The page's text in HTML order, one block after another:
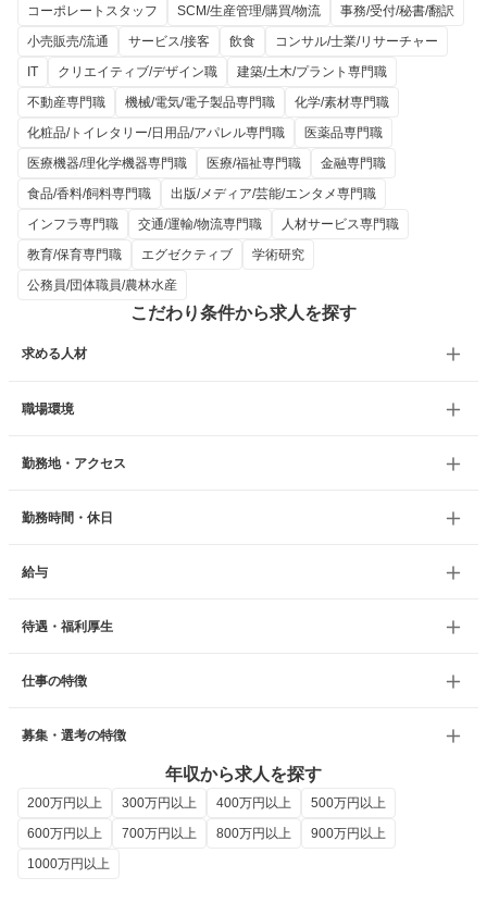
コーポレートスタッフ
SCM/生産管理/購買/物流
事務/受付/秘書/翻訳
小売販売/流通
サービス/接客 飲食
コンサル/士業/リサーチャー
IT
クリエイティブ/デザイン職
建築/土木/プラント専門職
不動産専門職
機械/電気/電子製品専門職
化学/素材専門職
化粧品/トイレタリー/日用品/アパレル専門職
医薬品専門職
医療機器/理化学機器専門職
医療/福祉専門職
金融専門職
食品/香料/飼料専門職
出版/メディア/芸能/エンタメ専門職
インフラ専門職
交通/運輸/物流専門職
人材サービス専門職
教育/保育専門職
エグゼクティブ
学術研究
公務員/団体職員/農林水産
こだわり条件から求人を探す
求める人材
職場環境
勤務地・アクセス
勤務時間・休日
給与
待遇・福利厚生
仕事の特徴
募集・選考の特徴
年収から求人を探す
200万円以上 300万円以上 400万円以上
500万円以上
600万円以上
700万円以上 800万円以上
900万円以上
1000万円以上